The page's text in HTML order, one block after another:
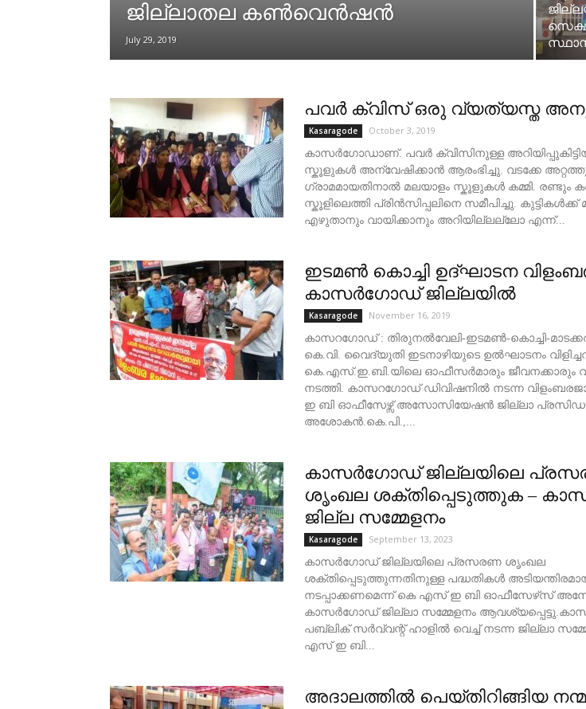
ജില്ലാതല കണ്‍വെന്‍ഷന്‍
July 29, 2019
പവര്‍ ക്വിസ് ഒരു വ്യത്യസ്ത
Kasaragode
October 3, 2019
കാസര്‍ഗോഡാണ്. പവര്‍ ക്വിസിനുള്ള
സ്കൂളുകള്‍ അന്വേഷിക്കാന്‍ ആരംഭിച്ചു. വടക്കേ
ഗ്രാമമായതിനാല്‍ മലയാളം സ്കൂളുകള്‍ കമ്മി. രണ്ടും
സ്കൂളിലെത്തി പ്രിന്‍സിപ്പലിനെ സമീപിച്ചു. കുട്ടികള്‍ക്ക്
എഴുതാനും വായിക്കാനും അറിയില്ലല്ലോ എന്ന്...
ഇടമണ്‍ കൊച്ചി ഉദ്ഘാടന
കാസര്‍ഗോഡ് ജില്ലയില്‍
Kasaragode
November 16, 2019
കാസറഗോഡ് : തിരുനൽവേലി-ഇടമൺ-കൊച്ചി-
കെ.വി. വൈദ്യുതി ഇടനാഴിയുടെ ഉൽഘാടനം
കെ.എസ്.ഇ.ബി.യിലെ ഓഫീസർമാരും ജീവനക്കാരും
നടത്തി. കാസറഗോഡ് ഡിവിഷനിൽ നടന്ന
ഇ ബി ഓഫീസേഴ്സ് അസോസിയേഷന്‍ ജില്ലാ
അശോകൻ.കെ.പി.,...
കാസർഗോഡ് ജില്ലയിലെ
ശൃംഖല ശക്തിപ്പെടുത്തുക –
ജില്ല സമ്മേളനം
Kasaragode
September 13, 2023
കാസർഗോഡ് ജില്ലയിലെ പ്രസരണ ശൃംഖല
ശക്തിപ്പെടുത്തുന്നതിനുള്ള പദ്ധതികൾ
നടപ്പാക്കണമെന്ന് കെ എസ് ഇ ബി ഓഫീസേഴ്‌സ്
കാസർഗോഡ് ജില്ലാ സമ്മേളനം
പബ്ലിക് സർവ്വന്റ് ഹാളിൽ വെച്ച് നടന്ന ജില്ലാ
എസ്‌ ഇ ബി...
അദാലത്തിൽ പെയ്തിറിങ്ങിയ നന്മ